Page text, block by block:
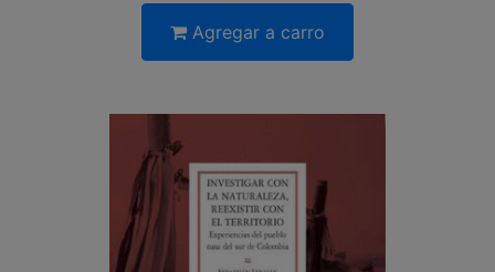
Agregar a carro